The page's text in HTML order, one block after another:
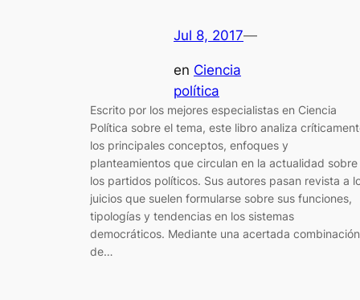
Jul 8, 2017—
en Ciencia
política
Escrito por los mejores especialistas en Ciencia
Política sobre el tema, este libro analiza
los principales conceptos, enfoques y
planteamientos que circulan en la actualidad sobre
los partidos políticos. Sus autores pasan revista a
juicios que suelen formularse sobre sus funciones,
tipologías y tendencias en los sistemas
democráticos. Mediante una acertada combinación
de…